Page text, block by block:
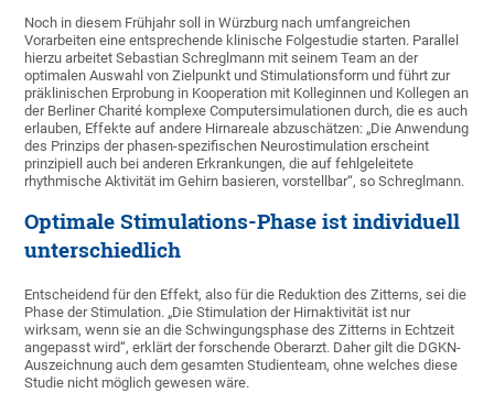
Noch in diesem Frühjahr soll in Würzburg nach umfangreichen
Vorarbeiten eine entsprechende klinische Folgestudie starten. Parallel
hierzu arbeitet Sebastian Schreglmann mit seinem Team an der
optimalen Auswahl von Zielpunkt und Stimulationsform und führt zur
präklinischen Erprobung in Kooperation mit Kolleginnen und Kollegen an
der Berliner Charité komplexe Computersimulationen durch, die es auch
erlauben, Effekte auf andere Hirnareale abzuschätzen: „Die Anwendung
des Prinzips der phasen-spezifischen Neurostimulation erscheint
prinzipiell auch bei anderen Erkrankungen, die auf fehlgeleitete
rhythmische Aktivität im Gehirn basieren, vorstellbar“, so Schreglmann.
Optimale Stimulations-Phase ist individuell
unterschiedlich
Entscheidend für den Effekt, also für die Reduktion des Zitterns, sei die
Phase der Stimulation. „Die Stimulation der Hirnaktivität ist nur
wirksam, wenn sie an die Schwingungsphase des Zitterns in Echtzeit
angepasst wird“, erklärt der forschende Oberarzt. Daher gilt die DGKN-
Auszeichnung auch dem gesamten Studienteam, ohne welches diese
Studie nicht möglich gewesen wäre.